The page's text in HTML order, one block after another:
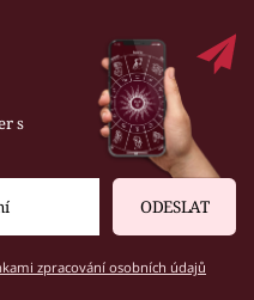
s
ODESLAT
zpracování osobních údajů